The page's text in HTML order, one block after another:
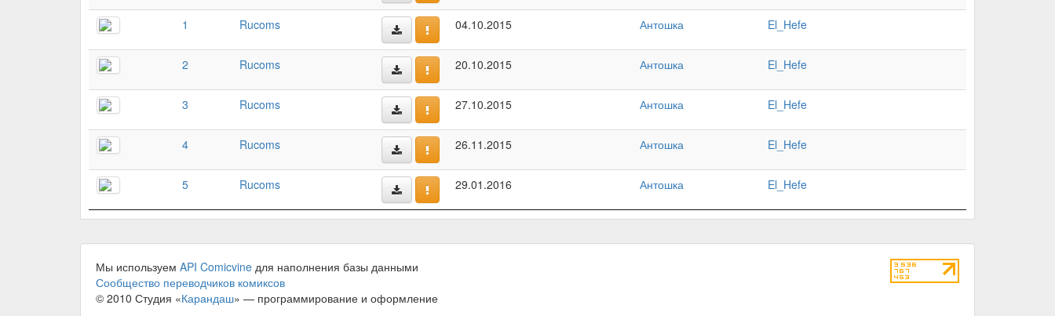
1 Rucoms 04.10.2015 Антошка El_Hefe
2 Rucoms 20.10.2015 Антошка El_Hefe
3 Rucoms 27.10.2015 Антошка El_Hefe
4 Rucoms 26.11.2015 Антошка El_Hefe
5 Rucoms 29.01.2016 Антошка El_Hefe
Мы используем API Comicvine для наполнения базы данными
Сообщество переводчиков комиксов
© 2010 Студия «Карандаш» — программирование и оформление